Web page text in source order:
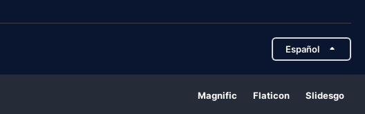
Español
Magnific Flaticon Slidesgo